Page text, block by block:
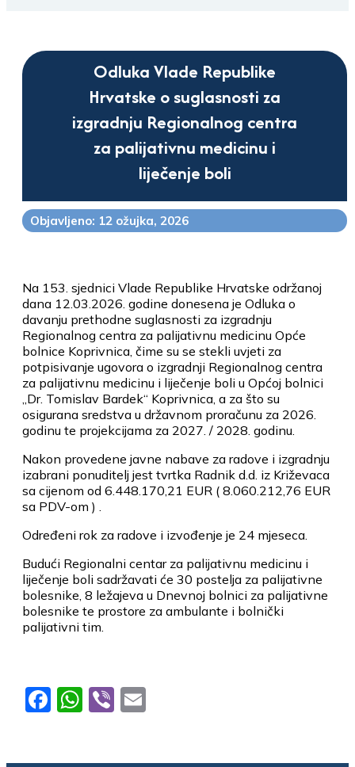
Odluka Vlade Republike
Hrvatske o suglasnosti za
izgradnju Regionalnog centra
za palijativnu medicinu i
liječenje boli
Objavljeno: 12 ožujka, 2026
Na 153. sjednici Vlade Republike Hrvatske održanoj
dana 12.03.2026. godine donesena je Odluka o
davanju prethodne suglasnosti za izgradnju
Regionalnog centra za palijativnu medicinu Opće
bolnice Koprivnica, čime su se stekli uvjeti za
potpisivanje ugovora o izgradnji Regionalnog centra
za palijativnu medicinu i liječenje boli u Općoj bolnici
„Dr. Tomislav Bardek“ Koprivnica, a za što su
osigurana sredstva u državnom proračunu za 2026.
godinu te projekcijama za 2027. / 2028. godinu.
Nakon provedene javne nabave za radove i izgradnju
izabrani ponuditelj jest tvrtka Radnik d.d. iz Križevaca
sa cijenom od 6.448.170,21 EUR ( 8.060.212,76 EUR
sa PDV-om ) .
Određeni rok za radove i izvođenje je 24 mjeseca.
Budući Regionalni centar za palijativnu medicinu i
liječenje boli sadržavati će 30 postelja za palijativne
bolesnike, 8 ležajeva u Dnevnoj bolnici za palijativne
bolesnike te prostore za ambulante i bolnički
palijativni tim.
Facebook
WhatsApp
Viber